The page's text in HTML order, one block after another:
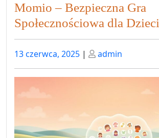
Momio – Bezpieczna Gra
Społecznościowa dla Dzieci
Posted
on
13 czerwca, 2025 | Posted
on
admin